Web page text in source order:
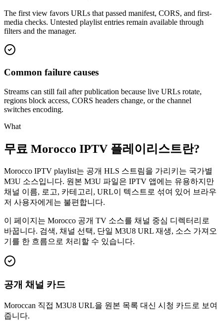
The first view favors URLs that passed manifest, CORS, and first-
media checks. Untested playlist entries remain available through
filters and the manager.
Common failure causes
Streams can still fail after publication because live URLs rotate,
regions block access, CORS headers change, or the channel
switches encoding.
What
무료 Morocco IPTV 플레이리스트란?
Morocco IPTV playlist는 공개 HLS 스트림을 가리키는 국가별
M3U 소스입니다. 원본 M3U 파일은 IPTV 앱에는 유용하지만
채널 이름, 로고, 카테고리, URL이 텍스트로 섞여 있어 브라우
저 사용자에게는 불편합니다.
이 페이지는 Morocco 공개 TV 소스를 채널 중심 디렉터리로
바꿉니다. 검색, 채널 선택, 단일 M3U8 URL 재생, 소스 가져오
기를 한 흐름으로 처리할 수 있습니다.
공개 채널 카드
Moroccan 직접 M3U8 URL을 원본 목록 대신 시청 카드로 보여
줍니다.